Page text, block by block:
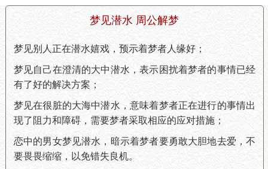
梦见潜水 周公解梦
梦见别人正在潜水嬉戏，预示着梦者人缘好；
梦见自己在澄清的大中潜水，表示困扰着梦者的事情已经
有了好的解决方案；
梦见在很脏的大海中潜水，意味着梦者正在进行的事情出
现了阻力和障碍，需要梦者采取相应的应对措施；
恋中的男女梦见潜水，暗示着梦者要勇敢大胆地去爱，不
要畏畏缩缩，以免错失良机。